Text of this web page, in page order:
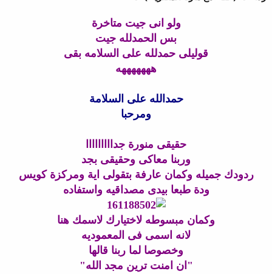
ولو انى جيت متاخرة
بس الحمدلله جيت
قوليلى حمدلله على السلامه بقى
هههههههه
حمدالله على السلامة
ومرحبا
حقيقى منورة جدااااااااا
وربنا معاكى وحقيقى بجد
ردودك جميله وكمان عارفة بتقولى اية ومركزة كويس
ودة طبعا بيدى مصداقيه واستفاده
وكمان مبسوطه لاختيارك لاسمك هنا
لانه اسمى فى المعموديه
وخصوصا لما ربنا قالها
"ان امنت ترين مجد الله"